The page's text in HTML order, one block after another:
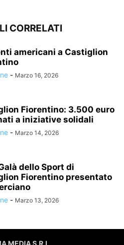
CORRELATI
americani a Castiglion
- Marzo 16, 2026
Fiorentino: 3.500 euro
a iniziative solidali
- Marzo 14, 2026
dello Sport di
Fiorentino presentato
- Marzo 13, 2026
MEDIA S.R.L.